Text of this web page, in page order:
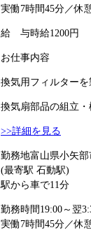
実働7時間45分／休
給 与時給1200円
お仕事内容
換気用フィルター
換気扇部品の組立・
>>詳細を見る
勤務地富山県小矢
(最寄駅 石動駅)
駅から車で11分
勤務時間 19:00～翌
実働7時間45分／休